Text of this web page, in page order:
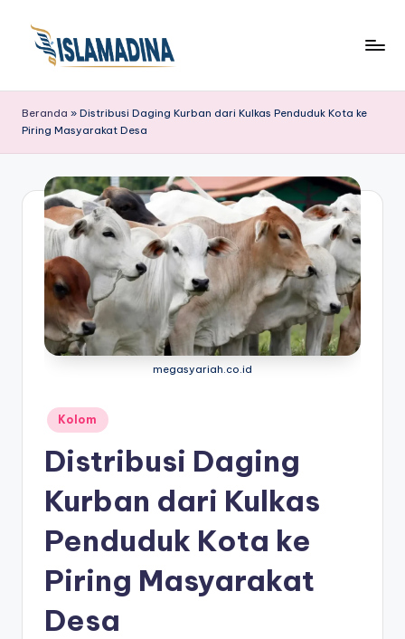
Beranda » Distribusi Daging Kurban dari Kulkas Penduduk Kota ke
Piring Masyarakat Desa
megasyariah.co.id
Posted
in
Kolom
Distribusi Daging
Kurban dari Kulkas
Penduduk Kota ke
Piring Masyarakat
Desa